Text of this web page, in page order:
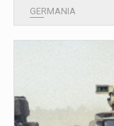
GERMANIA